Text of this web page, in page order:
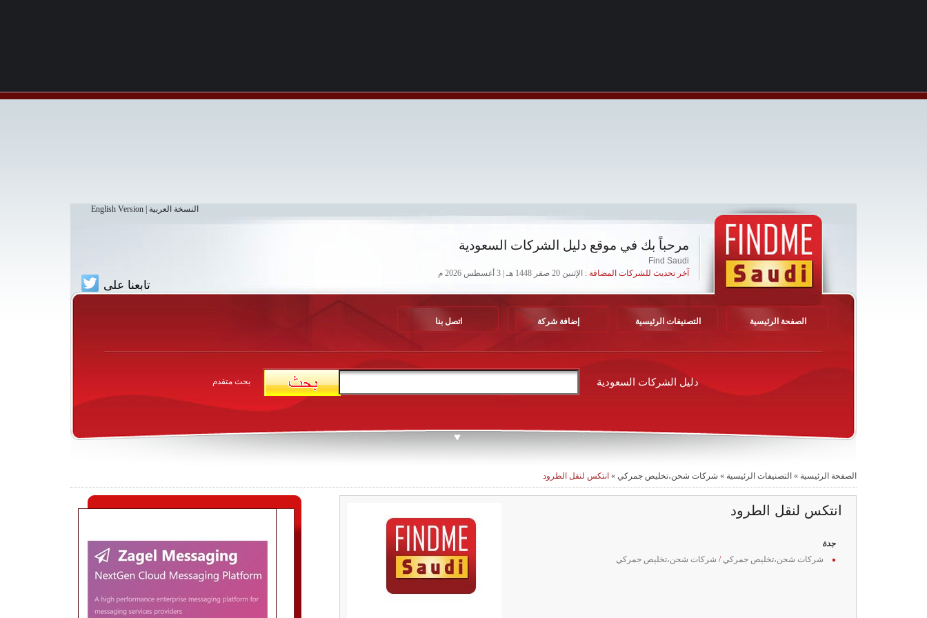
النسخة العربية English Version
مرحباً بك في موقع دليل الشركات السعودية
Find Saudi
آخر تحديث للشركات المضافة : الإثنين 20 صفر 1448 هـ | 3 أغسطس 2026 م
تابعنا على
الصفحة الرئيسية التصنيفات الرئيسية إضافة شركة اتصل بنا
دليل الشركات السعودية بحث متقدم
الصفحة الرئيسية » التصنيفات الرئيسية » شركات شحن،تخليص جمركي » انتكس لنقل الطرود
انتكس لنقل الطرود
جدة
شركات شحن،تخليص جمركي/ شركات شحن،تخليص جمركي